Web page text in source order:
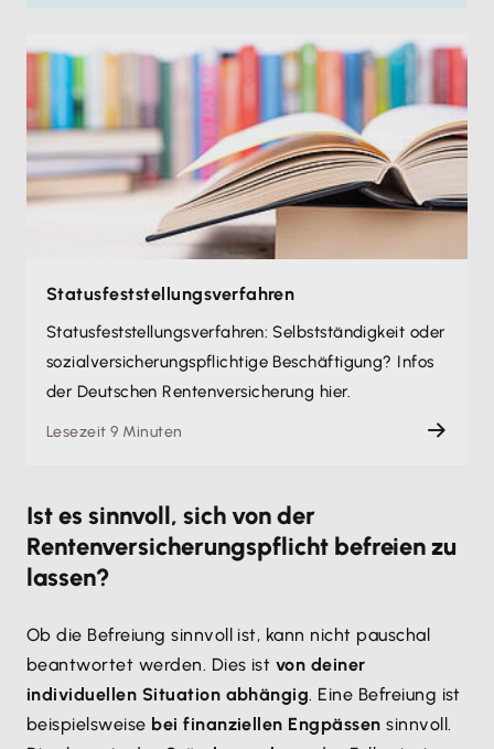
Status­feststellungs­verfahren
Status­feststellungs­verfahren: Selbstständigkeit oder
sozial­versicherungs­pflichtige Beschäftigung? Infos
der Deutschen Rentenversicherung hier.
Lesezeit 9 Minuten
Ist es sinnvoll, sich von der
Rentenversicherungspflicht befreien zu
lassen?
Ob die Befreiung sinnvoll ist, kann nicht pauschal
beantwortet werden. Dies ist von deiner
individuellen Situation abhängig. Eine Befreiung ist
beispielsweise bei finanziellen Engpässen sinnvoll.